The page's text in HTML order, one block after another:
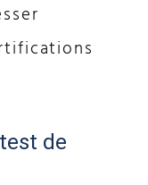
de